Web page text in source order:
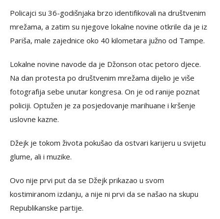
Policajci su 36-godišnjaka brzo identifikovali na društvenim
mrežama, a zatim su njegove lokalne novine otkrile da je iz
Pariša, male zajednice oko 40 kilometara južno od Tampe.
Lokalne novine navode da je Džonson otac petoro djece.
Na dan protesta po društvenim mrežama dijelio je više
fotografija sebe unutar kongresa. On je od ranije poznat
policiji. Optužen je za posjedovanje marihuane i kršenje
uslovne kazne.
Džejk je tokom života pokušao da ostvari karijeru u svijetu
glume, ali i muzike.
Ovo nije prvi put da se Džejk prikazao u svom
kostimiranom izdanju, a nije ni prvi da se našao na skupu
Republikanske partije.